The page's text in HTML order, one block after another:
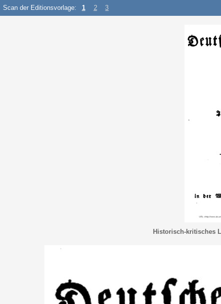
Scan der Editionsvorlage: 1 2 3
Historisch-kritisches